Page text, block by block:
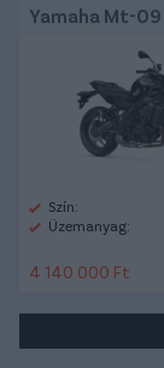
Yamaha Mt-09
Szín:
Üzemanyag:
4 140 000 Ft